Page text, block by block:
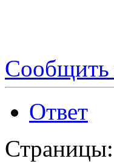
Сообщить
Ответ